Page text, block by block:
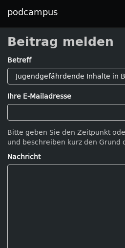
podcampus
Beitrag melden
Betreff
Ihre E-Mailadresse
Bitte geben Sie den Zeitpunkt
und beschreiben kurz den Grund
Nachricht